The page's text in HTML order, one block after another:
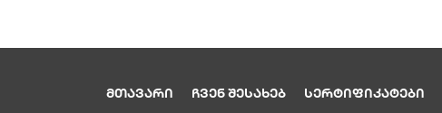
ᲛᲗᲐᲕᲐᲠᲘ ᲩᲕᲔᲜ ᲨᲔᲡᲐᲮᲔᲑ ᲡᲔᲠᲢᲘᲤᲘᲙᲐᲢᲔᲑᲘ